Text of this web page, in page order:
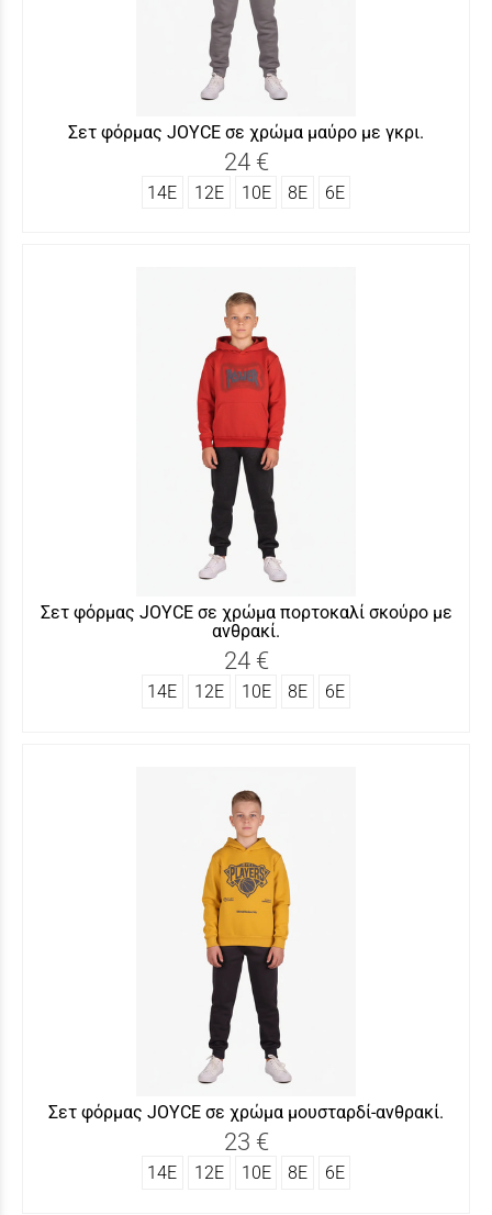
Σετ φόρμας JOΥCΕ σε χρώμα μαύρο με γκρι.
24 €
14Ε 12Ε 10Ε 8Ε 6Ε
Σετ φόρμας JOYCΕ σε χρώμα πορτοκαλί σκούρο με
ανθρακί.
24 €
14Ε 12Ε 10Ε 8Ε 6Ε
Σετ φόρμας JOYCΕ σε χρώμα μουσταρδί-ανθρακί.
23 €
14Ε 12Ε 10Ε 8Ε 6Ε